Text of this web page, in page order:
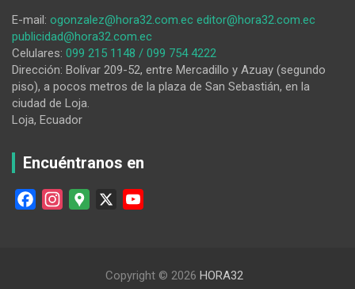
en
el
ranking
nacional
interclubes
E-mail: ogonzalez@hora32.com.ec editor@hora32.com.ec
publicidad@hora32.com.ec
Celulares: 099 215 1148 / 099 754 4222
Dirección: Bolívar 209-52, entre Mercadillo y Azuay (segundo
piso), a pocos metros de la plaza de San Sebastián, en la
ciudad de Loja.
Loja, Ecuador
Encuéntranos en
u
Copyright © 2026 HORA32